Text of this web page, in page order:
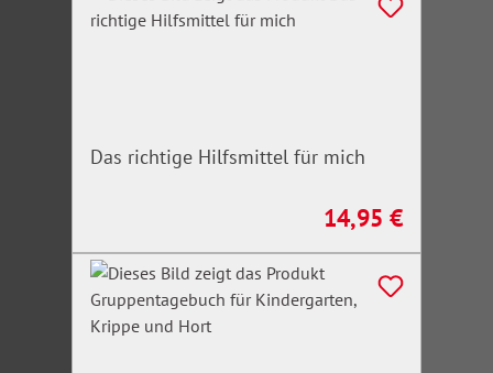
Das richtige Hilfsmittel für mich
Regulärer Preis:
14,95 €